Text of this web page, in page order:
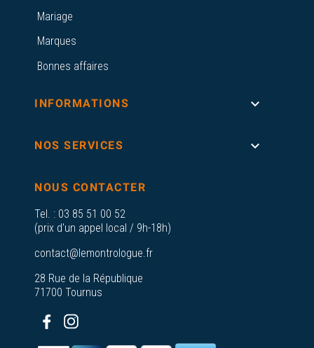
Mariage
Marques
Bonnes affaires
INFORMATIONS 
NOS SERVICES 
NOUS CONTACTER
Tel. : 03 85 51 00 52
(prix d'un appel local / 9h-18h)
contact@lemontrologue.fr
28 Rue de la République
71700 Tournus